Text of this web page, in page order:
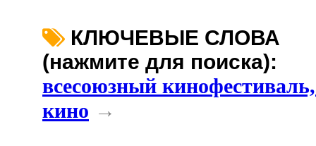
КЛЮЧЕВЫЕ СЛОВА
(нажмите для поиска):
всесоюзный
кино →